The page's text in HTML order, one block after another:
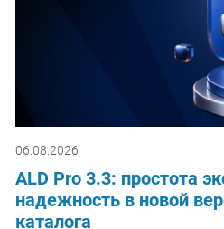
06.08.2026
ALD Pro 3.3: простота
надежность в новой
каталога